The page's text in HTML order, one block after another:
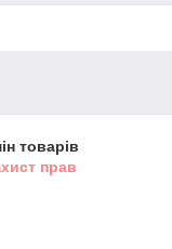
товарів
прав